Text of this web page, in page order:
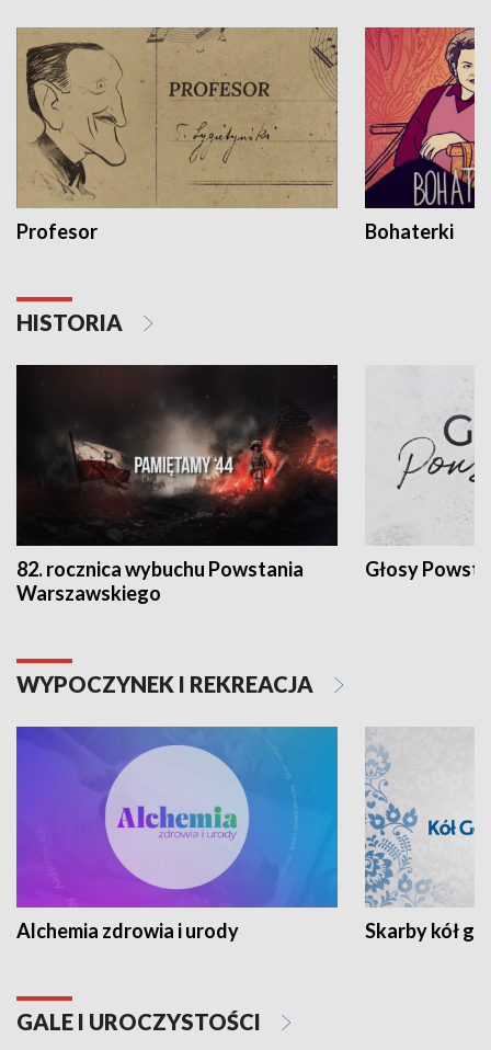
Profesor Bohaterki
HISTORIA
82. rocznica wybuchu Powstania
Warszawskiego
Głosy
WYPOCZYNEK I REKREACJA
Alchemia zdrowia i urody Skarby kół
GALE I UROCZYSTOŚCI